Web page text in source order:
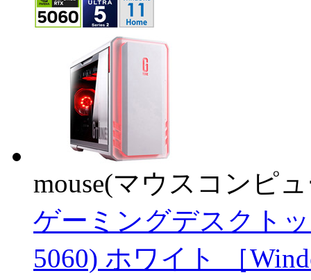
mouse(マウスコンピ
ゲーミングデスクト
5060) ホワイト ［